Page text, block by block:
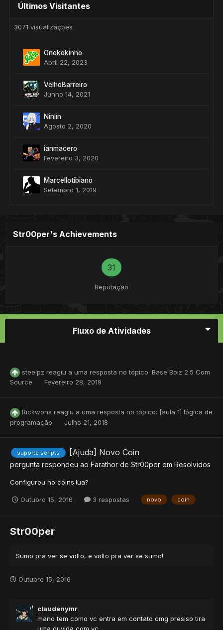
Últimos Visitantes
3071 visualizações
Onokokinho
Abril 22, 2023
VelhoBarreiro
Junho 14, 2021
Ninlin
Agosto 2, 2020
ianmacero
Fevereiro 3, 2020
Marcellotibiano
Setembro 1, 2019
Str00per's Achievements
31
Reputação
Fluxo de Atividades
steelpz reagiu a uma resposta no tópico: Base Bolz 2.5 Com
Source
Fevereiro 28, 2019
Rickwons reagiu a uma resposta no tópico: [aula 1] lógica de
programação
Julho 21, 2018
suporte scripts [Ajuda] Novo Coin
pergunta respondeu ao Farathor de Str00per em Resolvidos
Configurou no coins.lua?
Outubro 15, 2016 3 respostas novo coin
Str00per
Sumo pra ver se volto, e volto pra ver se sumo!
Outubro 15, 2016
claudenymr
mano tem como vc entra em contato cmg presiso tira
uma duvida com vc